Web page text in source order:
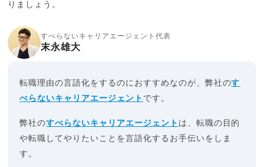
りましょう。
すべらないキャリアエージェント代表
末永雄大
転職理由の言語化をするのにおすすめなのが、弊社のす
べらないキャリアエージェント です。
弊社のすべらないキャリアエージェント は、転職の目的
や転職してやりたいことを言語化するお手伝いをしま
す。